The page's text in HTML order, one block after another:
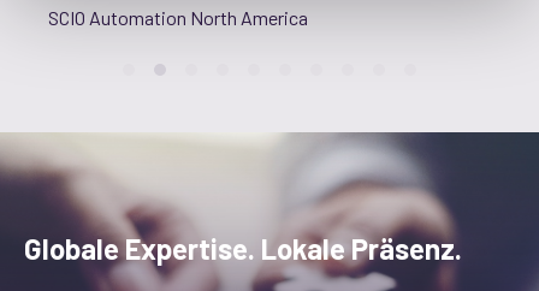
SCIO Automation North America
Globale Expertise. Lokale Präsenz.